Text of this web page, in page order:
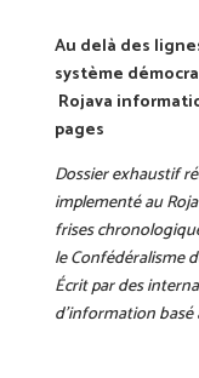
Au delà des
système
Rojava
pages
Dossier exhaustif
implementé au
frises
le Confédéralisme
Écrit par des
d’information basé